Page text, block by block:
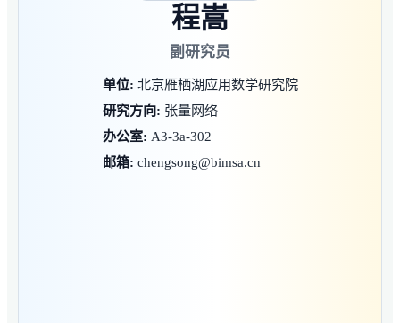
程嵩
副研究员
单位: 北京雁栖湖应用数学研究院
研究方向: 张量网络
办公室: A3-3a-302
邮箱: chengsong@bimsa.cn